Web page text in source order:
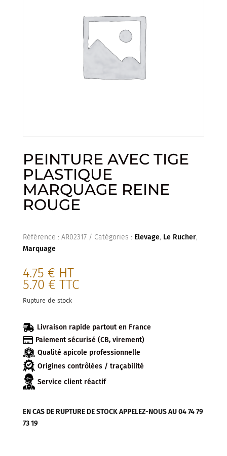
PEINTURE AVEC TIGE
PLASTIQUE
MARQUAGE REINE
ROUGE
Référence : AR02317 Catégories : Elevage, Le Rucher,
Marquage
4.75 € HT
5.70 € TTC
Rupture de stock
 Livraison rapide partout en France
 Paiement sécurisé (CB, virement)
Qualité apicole professionnelle
Origines contrôlées / traçabilité
Service client réactif
EN CAS DE RUPTURE DE STOCK APPELEZ-NOUS AU 04 74 79
73 19